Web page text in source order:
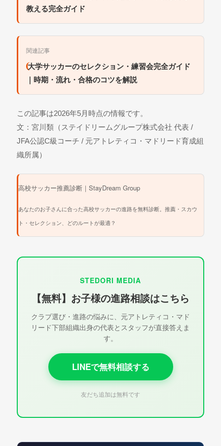
教える完全ガイド
関連記事
大学サッカーのセレクション・練習会完全ガイド
｜時期・流れ・合格のコツを解説
この記事は2026年5月時点の情報です。
文：宮川類（ステイドリームグループ株式会社 代表 /
JFA公認C級コーチ / 元アトレティコ・マドリード育成組
織所属）
高校サッカー推薦診断｜StayDream Group
あなたのお子さんに合った高校サッカーの進路を無料診断。推薦・スカウ
ト・セレクション、どのルートが最適？
STEDORI MEDIA
【無料】お子様の進路相談はこちら
クラブ選び・進路の悩みに、元アトレティコ・マド
リード下部組織出身の代表とスタッフが直接答えま
す。
LINEで無料相談する
友だち追加は無料です